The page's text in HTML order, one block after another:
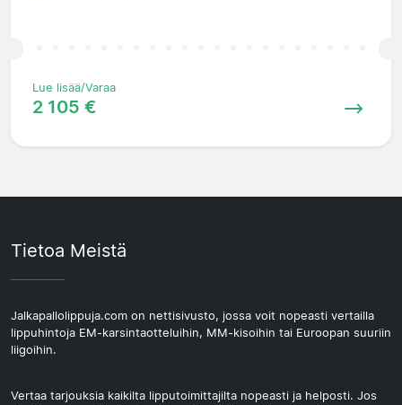
Lue lisää/Varaa
2 105 €
Tietoa Meistä
Jalkapallolippuja.com on nettisivusto, jossa voit nopeasti vertailla
lippuhintoja EM-karsintaotteluihin, MM-kisoihin tai Euroopan suuriin
liigoihin.
Vertaa tarjouksia kaikilta lipputoimittajilta nopeasti ja helposti. Jos